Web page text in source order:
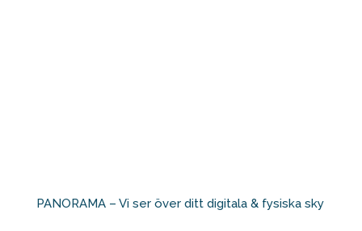
PANORAMA – Vi ser över ditt digitala & fysiska sky